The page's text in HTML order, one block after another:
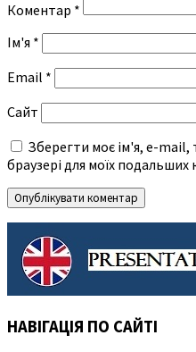
Коментар *
Ім'я *
Email *
Сайт
Зберегти моє ім'я, e-mail,
браузері для моїх подальших
НАВІГАЦІЯ ПО САЙТІ